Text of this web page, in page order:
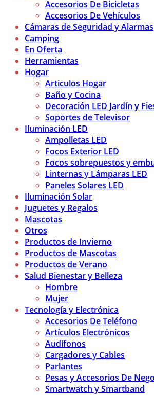
Accesorios De Bicicletas
Accesorios De Vehículos
Cámaras de Seguridad y Alarmas
Camping
En Oferta
Herramientas
Hogar
Articulos Hogar
Baño y Cocina
Decoración LED Jardín y
Soportes de Televisor
Iluminación LED
Ampolletas LED
Focos Exterior LED
Focos sobrepuestos y
Linternas y Lámparas LED
Paneles Solares LED
Iluminación Solar
Juguetes y Regalos
Mascotas
Otros
Productos de Invierno
Productos de Mascotas
Productos de Verano
Salud Bienestar y Belleza
Hombre
Mujer
Tecnología y Electrónica
Accesorios De Teléfono
Artículos Electrónicos
Audífonos
Cargadores y Cables
Parlantes
Pesas y Accesorios De
Smartwatch y Smartband